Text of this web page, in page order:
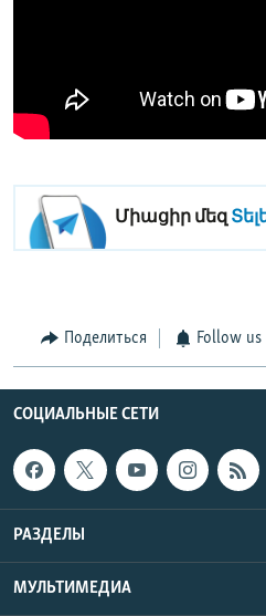
Միացիր մեզ
Поделиться Follow us
СОЦИАЛЬНЫЕ СЕТИ
РАЗДЕЛЫ
МУЛЬТИМЕДИА